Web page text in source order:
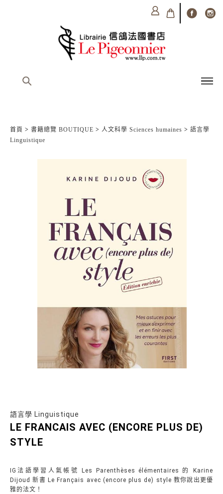
首頁 > 書籍總覽 BOUTIQUE > 人文科學 Sciences humaines > 語言學
Linguistique
語言學 Linguistique
LE FRANCAIS AVEC (ENCORE PLUS DE)
STYLE
IG法語學習人氣帳號 Les Parenthèses élémentaires 的 Karine
Dijoud 新書 Le Français avec (encore plus de) style 教你說出更優
雅的法文！